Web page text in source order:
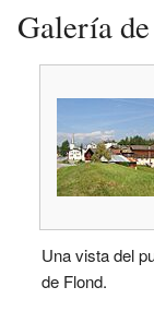
Galería
Una vista del
de Flond.